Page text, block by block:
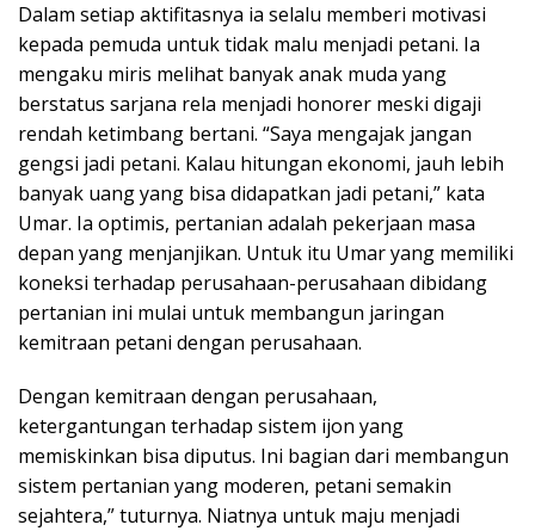
Dalam setiap aktifitasnya ia selalu memberi motivasi
kepada pemuda untuk tidak malu menjadi petani. Ia
mengaku miris melihat banyak anak muda yang
berstatus sarjana rela menjadi honorer meski digaji
rendah ketimbang bertani. “Saya mengajak jangan
gengsi jadi petani. Kalau hitungan ekonomi, jauh lebih
banyak uang yang bisa didapatkan jadi petani,” kata
Umar. Ia optimis, pertanian adalah pekerjaan masa
depan yang menjanjikan. Untuk itu Umar yang memiliki
koneksi terhadap perusahaan-perusahaan dibidang
pertanian ini mulai untuk membangun jaringan
kemitraan petani dengan perusahaan.
Dengan kemitraan dengan perusahaan,
ketergantungan terhadap sistem ijon yang
memiskinkan bisa diputus. Ini bagian dari membangun
sistem pertanian yang moderen, petani semakin
sejahtera,” tuturnya. Niatnya untuk maju menjadi